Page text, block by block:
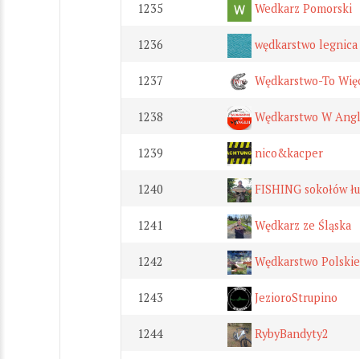
1235 Wedkarz Pomorski
1236 wędkarstwo legnica
1237 Wędkarstwo-To
1238 Wędkarstwo W
1239 nico&kacper
1240 FISHING sokołów
1241 Wędkarz ze Śląska
1242 Wędkarstwo Polskie
1243 JezioroStrupino
1244 RybyBandyty2